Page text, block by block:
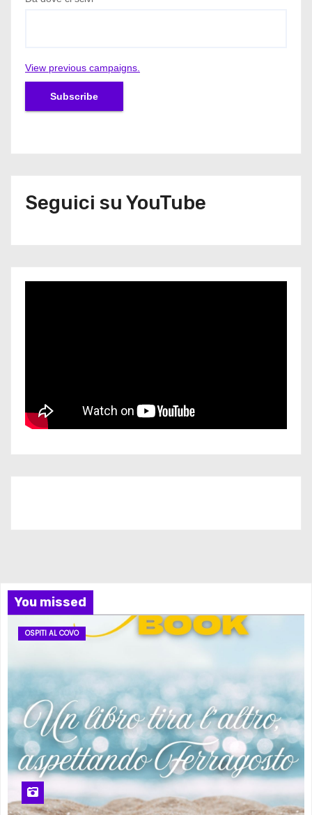
View previous campaigns.
Seguici su YouTube
You missed
OSPITI AL COVO